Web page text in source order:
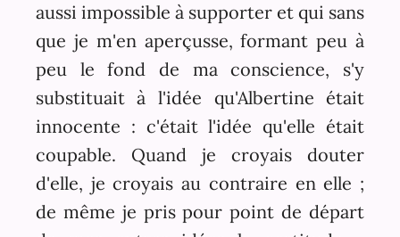
aussi impossible à supporter et qui sans
que je m'en aperçusse, formant peu à
peu le fond de ma conscience, s'y
substituait à l'idée qu'Albertine était
innocente : c'était l'idée qu'elle était
coupable. Quand je croyais douter
d'elle, je croyais au contraire en elle ;
de même je pris pour point de départ